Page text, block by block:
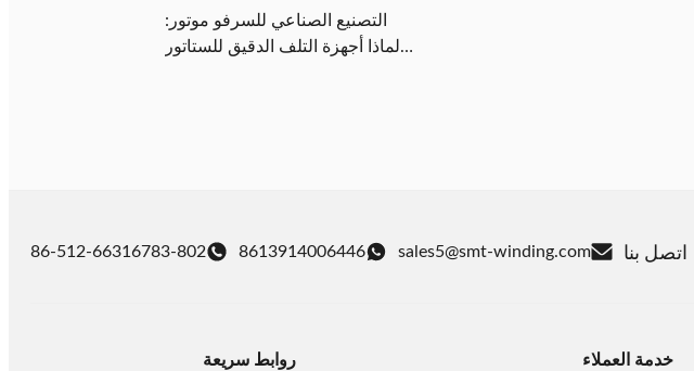
التصنيع الصناعي للسرفو موتور:
لماذا أجهزة التلف الدقيق للستاتور
اتصل بنا sales5@smt-winding.com
8613914006446
86-512-66316783-802
خدمة العملاء روابط سريعة